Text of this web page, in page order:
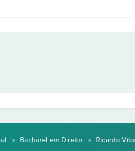
» Bacharel em Direito » Ricardo